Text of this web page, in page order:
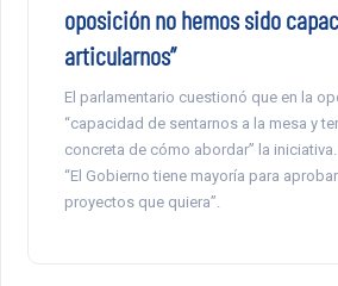
oposición no hemos sido
articularnos”
El parlamentario cuestionó que en la
“capacidad de sentarnos a la mesa y
concreta de cómo abordar” la
“El Gobierno tiene mayoría para
proyectos que quiera”.